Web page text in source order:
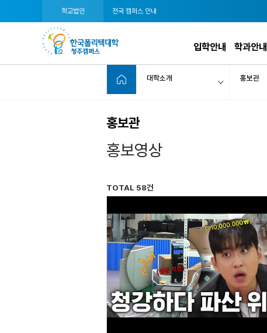
학교법인 전국 캠퍼스 안내
입학안내 학과안내
대학소개 홍보관
홍보관
홍보영상
TOTAL 58건